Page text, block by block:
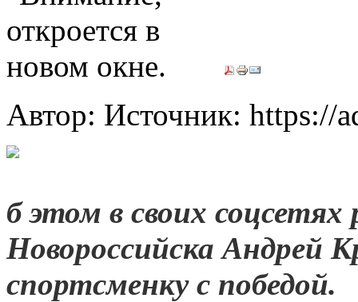
Автор: Источник: https://
б этом в своих соцсетях
Новороссийска Андрей
спортсменку с победой.